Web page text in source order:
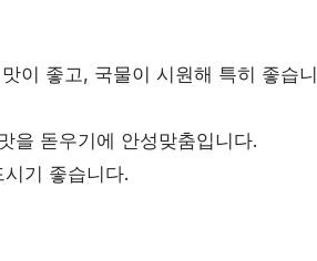
이 좋고, 국물이 시원해 특히 좋습니
을 돋우기에 안성맞춤입니다.
기 좋습니다.